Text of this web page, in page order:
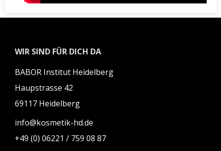
WIR SIND FÜR DICH DA
BABOR Institut Heidelberg
Haupstrasse 42
69117 Heidelberg
info@kosmetik-hd.de
+49 (0) 06221 / 759 08 87